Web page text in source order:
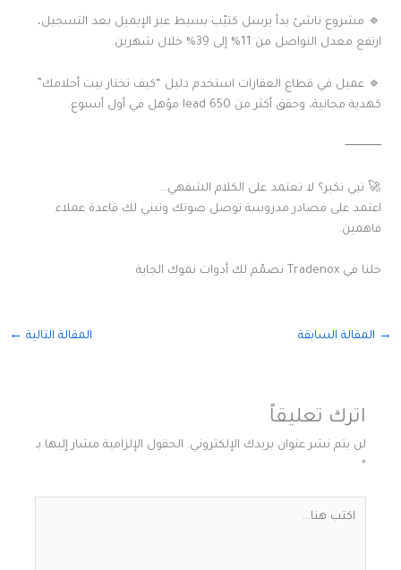
🔹 مشروع ناشئ بدأ يرسل كتيّب بسيط عبر الإيميل بعد التسجيل،
ارتفع معدل التواصل من 11% إلى 39% خلال شهرين.
🔹 عميل في قطاع العقارات استخدم دليل “كيف تختار بيت أحلامك”
كهدية مجانية، وحقق أكثر من 650 lead مؤهل في أول أسبوع.
⸻
🚀 تبي تكبر؟ لا تعتمد على الكلام الشفهي…
اعتمد على مصادر مدروسة توصل صوتك وتبني لك قاعدة عملاء
فاهمين.
خلنا في Tradenox نصمّم لك أدوات نموك الجاية
→ المقالة السابقة المقالة التالية ←
اترك تعليقاً
لن يتم نشر عنوان بريدك الإلكتروني. الحقول الإلزامية مشار إليها بـ
*